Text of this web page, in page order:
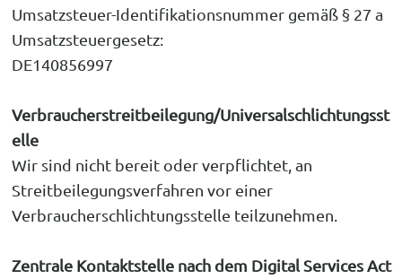
Umsatzsteuer-Identifikationsnummer gemäß § 27 a
Umsatzsteuergesetz:
DE140856997
Verbraucherstreitbeilegung/Universalschlichtungsst
elle
Wir sind nicht bereit oder verpflichtet, an
Streitbeilegungsverfahren vor einer
Verbraucherschlichtungsstelle teilzunehmen.
Zentrale Kontaktstelle nach dem Digital Services Act